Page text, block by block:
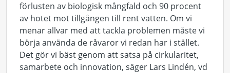
förlusten av biologisk mångfald och 90 procent
av hotet mot tillgången till rent vatten. Om vi
menar allvar med att tackla problemen måste vi
börja använda de råvaror vi redan har i stället.
Det gör vi bäst genom att satsa på cirkularitet,
samarbete och innovation, säger Lars Lindén, vd